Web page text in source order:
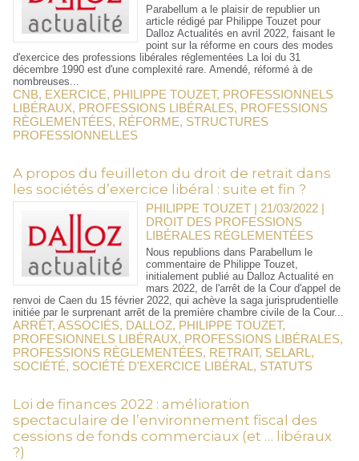
Parabellum a le plaisir de republier un
article rédigé par Philippe Touzet pour
Dalloz Actualités en avril 2022, faisant le
point sur la réforme en cours des modes
d'exercice des professions libérales réglementées La loi du 31
décembre 1990 est d'une complexité rare. Amendé, réformé à de
nombreuses...
CNB, EXERCICE, PHILIPPE TOUZET, PROFESSIONNELS
LIBÉRAUX, PROFESSIONS LIBÉRALES, PROFESSIONS
RÈGLEMENTÉES, RÉFORME, STRUCTURES
PROFESSIONNELLES
A propos du feuilleton du droit de retrait dans
les sociétés d’exercice libéral : suite et fin ?
PHILIPPE TOUZET | 21/03/2022 |
DROIT DES PROFESSIONS
LIBÉRALES RÉGLEMENTÉES
Nous republions dans Parabellum le
commentaire de Philippe Touzet,
initialement publié au Dalloz Actualité en
mars 2022, de l'arrêt de la Cour d'appel de
renvoi de Caen du 15 février 2022, qui achève la saga jurisprudentielle
initiée par le surprenant arrêt de la première chambre civile de la Cour...
ARRÊT, ASSOCIÉS, DALLOZ, PHILIPPE TOUZET,
PROFESIONNELS LIBÉRAUX, PROFESSIONS LIBÉRALES,
PROFESSIONS RÈGLEMENTÉES, RETRAIT, SELARL ,
SOCIÉTÉ, SOCIÉTÉ D'EXERCICE LIBÉRAL , STATUTS
Loi de finances 2022 : amélioration
spectaculaire de l’environnement fiscal des
cessions de fonds commerciaux (et … libéraux
?)